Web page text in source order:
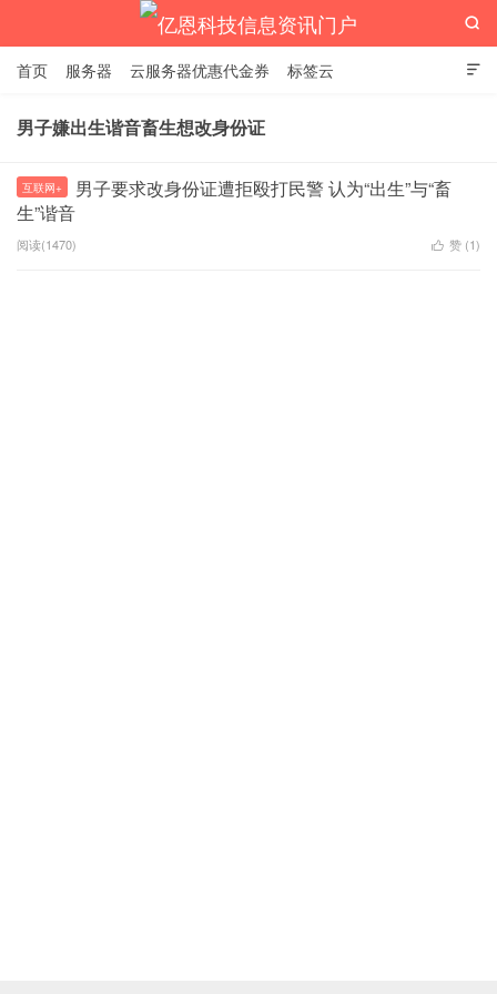
亿恩科技信息资讯门户

首页 服务器 云服务器优惠代金券 标签云

男子嫌出生谐音畜生想改身份证
互联网+
男子要求改身份证遭拒殴打民警 认为“出生”与“畜
生”谐音
阅读(1470)  赞 (1)